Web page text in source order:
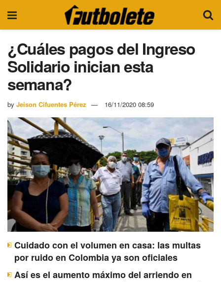
¿Cuáles pagos del Ingreso
Solidario inician esta
semana?
by Jeison Cifuentes Pérez 16/11/2020 08:59
Cuidado con el volumen en casa: las multas
por ruido en Colombia ya son oficiales
Así es el aumento máximo del arriendo en